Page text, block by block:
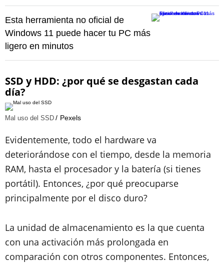
Esta herramienta no oficial de
Windows 11 puede hacer tu PC más
ligero en minutos
SSD y HDD: ¿por qué se desgastan cada
día?
Mal uso del SSD Pexels
Evidentemente, todo el hardware va
deteriorándose con el tiempo, desde la memoria
RAM, hasta el procesador y la batería (si tienes
portátil). Entonces, ¿por qué preocuparse
principalmente por el disco duro?
La unidad de almacenamiento es la que cuenta
con una activación más prolongada en
comparación con otros componentes. Entonces,